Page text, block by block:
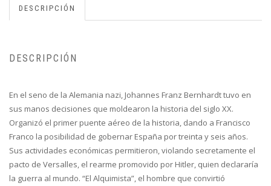
DESCRIPCIÓN
DESCRIPCIÓN
En el seno de la Alemania nazi, Johannes Franz Bernhardt tuvo en
sus manos decisiones que moldearon la historia del siglo XX.
Organizó el primer puente aéreo de la historia, dando a Francisco
Franco la posibilidad de gobernar España por treinta y seis años.
Sus actividades económicas permitieron, violando secretamente el
pacto de Versalles, el rearme promovido por Hitler, quien declararía
la guerra al mundo. “El Alquimista”, el hombre que convirtió